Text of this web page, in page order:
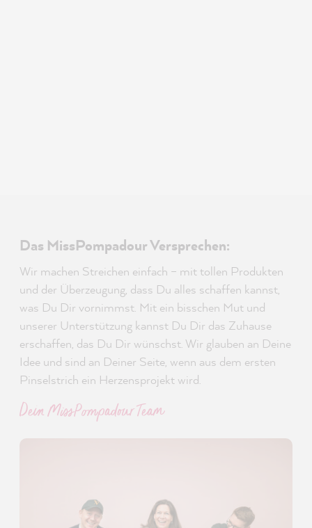
Das MissPompadour Versprechen:
Wir machen Streichen einfach – mit tollen Produkten
und der Überzeugung, dass Du alles schaffen kannst,
was Du Dir vornimmst. Mit ein bisschen Mut und
unserer Unterstützung kannst Du Dir das Zuhause
erschaffen, das Du Dir wünschst. Wir glauben an Deine
Idee und sind an Deiner Seite, wenn aus dem ersten
Pinselstrich ein Herzensprojekt wird.
Dein MissPompadour Team